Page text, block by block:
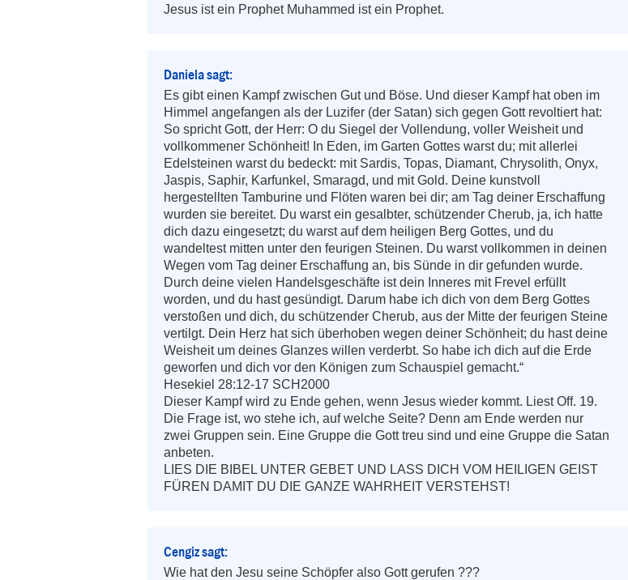
Jesus ist ein Prophet Muhammed ist ein Prophet.
Daniela sagt:
Es gibt einen Kampf zwischen Gut und Böse. Und dieser Kampf hat oben im
Himmel angefangen als der Luzifer (der Satan) sich gegen Gott revoltiert hat:
So spricht Gott, der Herr: O du Siegel der Vollendung, voller Weisheit und
vollkommener Schönheit! In Eden, im Garten Gottes warst du; mit allerlei
Edelsteinen warst du bedeckt: mit Sardis, Topas, Diamant, Chrysolith, Onyx,
Jaspis, Saphir, Karfunkel, Smaragd, und mit Gold. Deine kunstvoll
hergestellten Tamburine und Flöten waren bei dir; am Tag deiner Erschaffung
wurden sie bereitet. Du warst ein gesalbter, schützender Cherub, ja, ich hatte
dich dazu eingesetzt; du warst auf dem heiligen Berg Gottes, und du
wandeltest mitten unter den feurigen Steinen. Du warst vollkommen in deinen
Wegen vom Tag deiner Erschaffung an, bis Sünde in dir gefunden wurde.
Durch deine vielen Handelsgeschäfte ist dein Inneres mit Frevel erfüllt
worden, und du hast gesündigt. Darum habe ich dich von dem Berg Gottes
verstoßen und dich, du schützender Cherub, aus der Mitte der feurigen Steine
vertilgt. Dein Herz hat sich überhoben wegen deiner Schönheit; du hast deine
Weisheit um deines Glanzes willen verderbt. So habe ich dich auf die Erde
geworfen und dich vor den Königen zum Schauspiel gemacht.“
‭‭Hesekiel‬ ‭28:12-17‬ ‭SCH2000‬‬
Dieser Kampf wird zu Ende gehen, wenn Jesus wieder kommt. Liest Off. 19.
Die Frage ist, wo stehe ich, auf welche Seite? Denn am Ende werden nur
zwei Gruppen sein. Eine Gruppe die Gott treu sind und eine Gruppe die Satan
anbeten.
LIES DIE BIBEL UNTER GEBET UND LASS DICH VOM HEILIGEN GEIST
FÜREN DAMIT DU DIE GANZE WAHRHEIT VERSTEHST!
Cengiz sagt:
Wie hat den Jesu seine Schöpfer also Gott gerufen ???